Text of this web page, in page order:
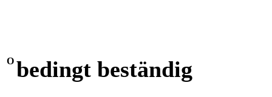
O bedingt beständig